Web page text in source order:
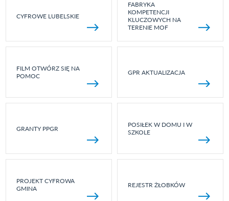
CYFROWE LUBELSKIE
FABRYKA
KOMPETENCJI
KLUCZOWYCH NA
TERENIE MOF
FILM OTWÓRZ SIĘ NA
POMOC
GPR AKTUALIZACJA
GRANTY PPGR
POSIŁEK W DOMU I W
SZKOLE
PROJEKT CYFROWA
GMINA
REJESTR ŻŁOBKÓW